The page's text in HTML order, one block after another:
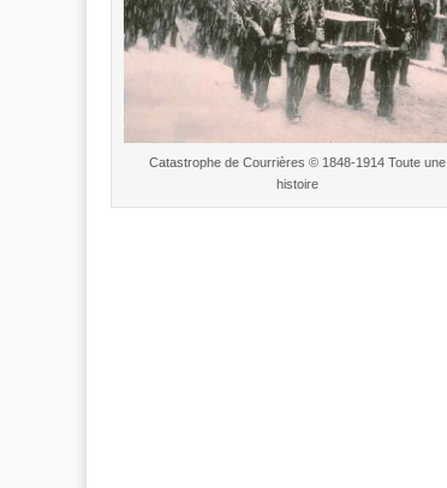
Catastrophe de Courrières © 1848-1914 Toute une
histoire